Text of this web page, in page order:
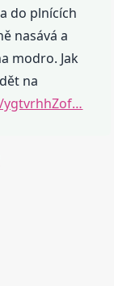
do plnících
nasává a
modro. Jak
na